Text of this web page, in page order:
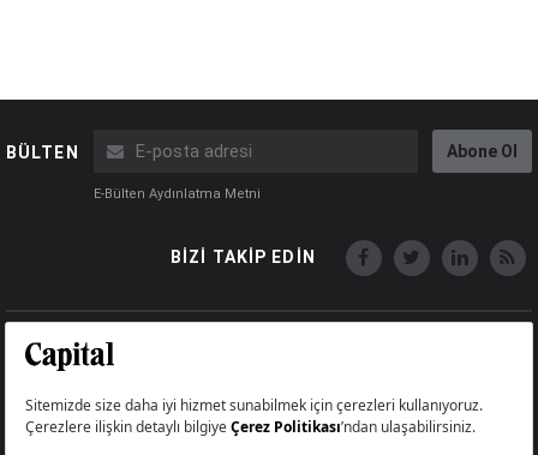
BÜLTEN Abone Ol
E-Bülten Aydınlatma Metni
BİZİ TAKİP EDİN
Big Medya Teknoloji A.Ş.
Üsküdar İstanbul Turkey